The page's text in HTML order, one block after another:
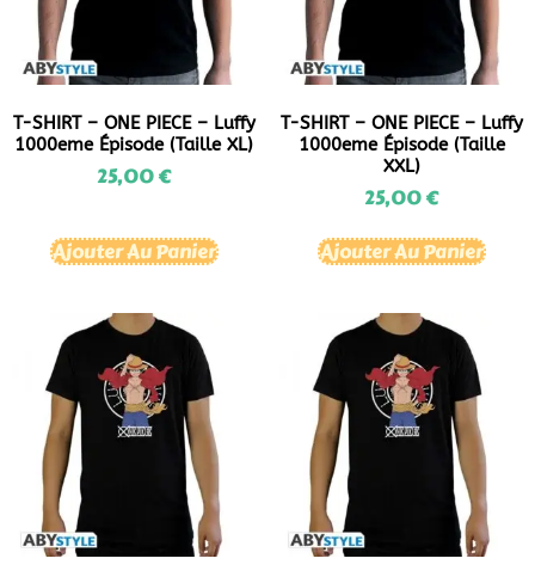
T-SHIRT – ONE PIECE – Luffy
1000eme Épisode (Taille XL)
25,00€
Ajouter Au Panier
T-SHIRT – ONE PIECE – Luffy
1000eme Épisode (Taille
XXL)
25,00€
Ajouter Au Panier